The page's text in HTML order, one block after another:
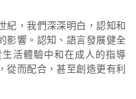
紀，我們深深明白，認知和
影響。認知、語言發展健全
活體驗中和在成人的指導
從而配合，甚至創造更有利